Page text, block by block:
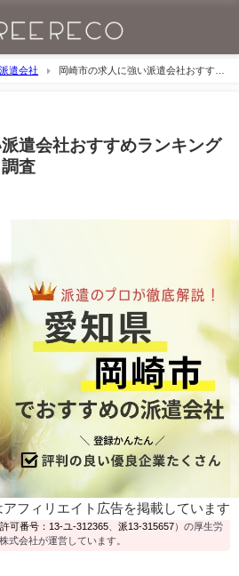
遣会社
岡崎市の求人に強い派遣会社おすすめ
遣会社おすすめランキング
調査
アフィリエイト広告を掲載しています
許可番号：13-ユ-312365、 派13-315657）の厚生労
式会社が運営しています。